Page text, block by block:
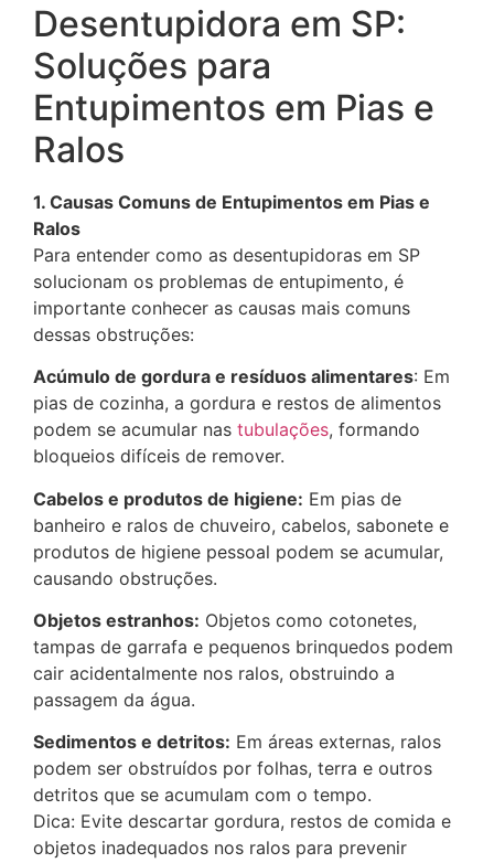
Desentupidora em SP:
Soluções para
Entupimentos em Pias e
Ralos
1. Causas Comuns de Entupimentos em Pias e
Ralos
Para entender como as desentupidoras em SP
solucionam os problemas de entupimento, é
importante conhecer as causas mais comuns
dessas obstruções:
Acúmulo de gordura e resíduos alimentares: Em
pias de cozinha, a gordura e restos de alimentos
podem se acumular nas tubulações, formando
bloqueios difíceis de remover.
Cabelos e produtos de higiene: Em pias de
banheiro e ralos de chuveiro, cabelos, sabonete e
produtos de higiene pessoal podem se acumular,
causando obstruções.
Objetos estranhos: Objetos como cotonetes,
tampas de garrafa e pequenos brinquedos podem
cair acidentalmente nos ralos, obstruindo a
passagem da água.
Sedimentos e detritos: Em áreas externas, ralos
podem ser obstruídos por folhas, terra e outros
detritos que se acumulam com o tempo.
Dica: Evite descartar gordura, restos de comida e
objetos inadequados nos ralos para prevenir